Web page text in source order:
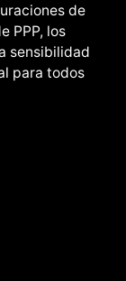
de
PPP, los
sensibilidad
para todos